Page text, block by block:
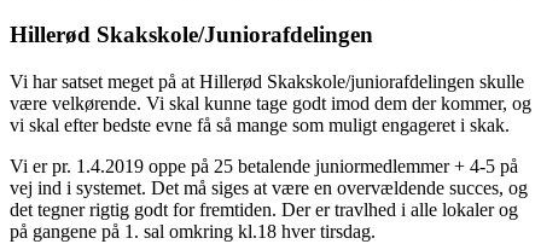
Hillerød Skakskole/Juniorafdelingen
Vi har satset meget på at Hillerød Skakskole/juniorafdelingen skulle
være velkørende. Vi skal kunne tage godt imod dem der kommer, og
vi skal efter bedste evne få så mange som muligt engageret i skak.
Vi er pr. 1.4.2019 oppe på 25 betalende juniormedlemmer + 4-5 på
vej ind i systemet. Det må siges at være en overvældende succes, og
det tegner rigtig godt for fremtiden. Der er travlhed i alle lokaler og
på gangene på 1. sal omkring kl.18 hver tirsdag.